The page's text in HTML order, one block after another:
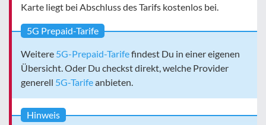
Karte liegt bei Abschluss des Tarifs kostenlos bei.
5G Prepaid-Tarife
Weitere 5G-Prepaid-Tarifefindest Du in einer eigenen
Übersicht. Oder Du checkst direkt, welche Provider
generell 5G-Tarifeanbieten.
Hinweis